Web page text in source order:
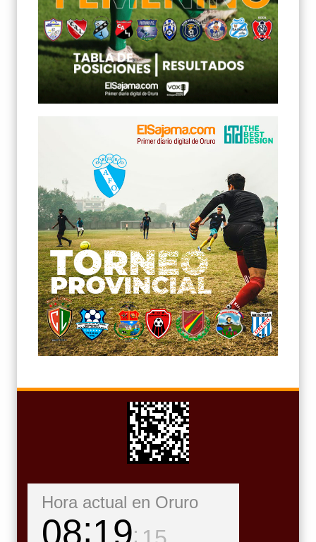
Hora actual en Oruro
08 19